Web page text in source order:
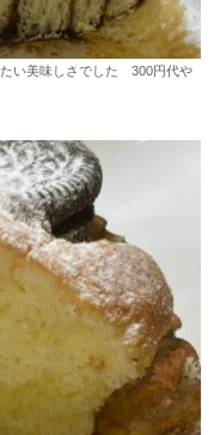
い美味しさでした 300円代や